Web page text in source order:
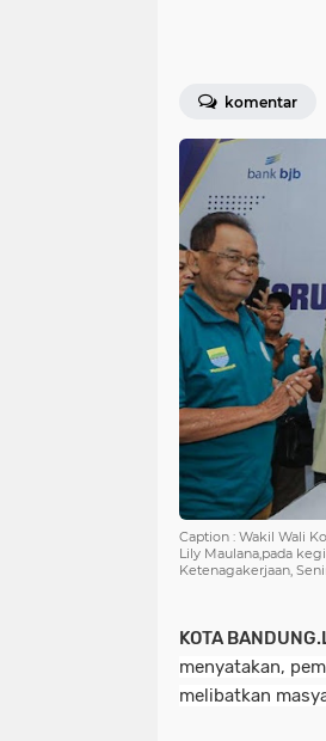
komentar
Caption : Wakil Wali
Lily Maulana,pada
Ketenagakerjaan,
KOTA
menyatakan,
melibatkan